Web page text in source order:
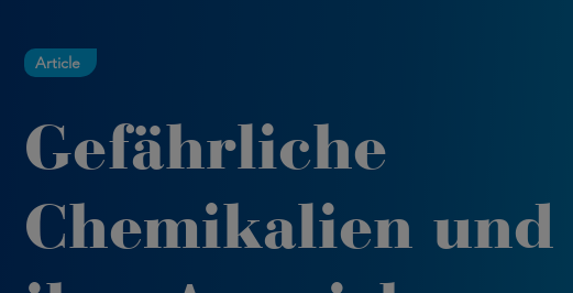
Article
Gefährliche
Chemikalien und